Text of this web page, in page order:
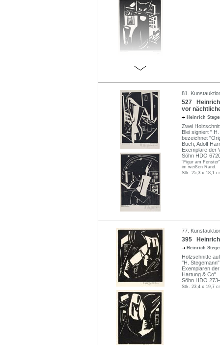
81.
527 Heinrich
vor
Heinrich
Zwei
Blei signiert "
bezeichnet
Buch, Adolf
Exemplare der
Söhn HDO
"Figur am
im weißen Rand.
Stk. 25,3 x 18,1
77.
395 Heinrich
Heinrich
Holzschnitte
"H.
Exemplaren
Hartung & Co".
Söhn HDO
Stk. 23,4 x 19,7